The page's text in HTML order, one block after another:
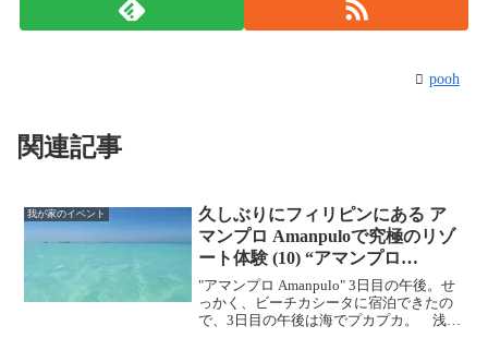
pooh
関連記事
我が家のイベント
久しぶりにフィリピンにある ア
マンプロ Amanpuloで究極のリゾ
ート体験 (10) “アマンプロ
Amanpulo”
"アマンプロ Amanpulo" 3日目の午後。せ
っかく、ビーチカシータに宿泊できたの
で、3日目の午後は海でプカプカ。 浅瀬